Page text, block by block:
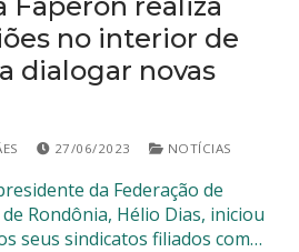
no interior de
dialogar novas
27/06/2023 NOTÍCIAS
da Federação de
Rondônia, Hélio Dias, iniciou
seus sindicatos filiados com…